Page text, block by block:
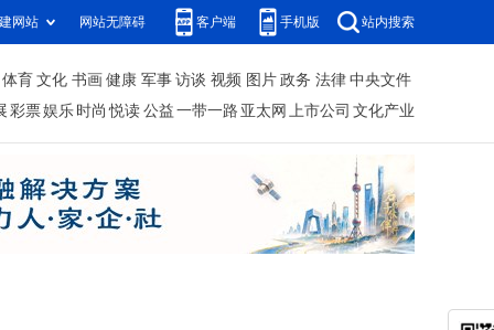
网站 网站无障碍 客户端 手机版 站内搜索
体育 文化 书画 健康 军事 访谈 视频 图片 政务 法律 中央文件
彩票娱乐 时尚 悦读 公益 一带一路 亚太网 上市公司 文化产业